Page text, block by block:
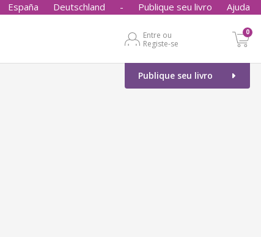
España Deutschland - Publique seu livro Ajuda
Entre ou
Registe-se
0
Publique seu livro